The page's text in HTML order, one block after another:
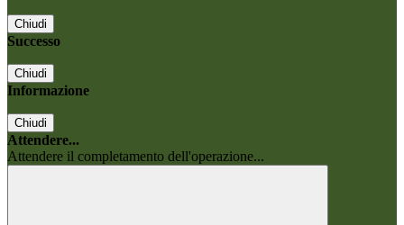
Chiudi
Successo
Chiudi
Informazione
Chiudi
Attendere...
Attendere il completamento dell'operazione...